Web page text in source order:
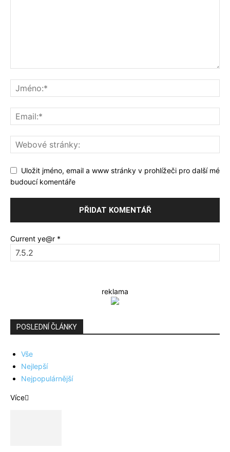
Uložit jméno, email a www stránky v prohlížeči pro další mé
budoucí komentáře
Current ye@r *
reklama
POSLEDNÍ ČLÁNKY
Vše
Nejlepší
Nejpopulárnější
Více